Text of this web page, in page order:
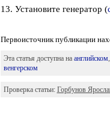
13. Установите генератор (
Первоисточник публикации
Эта статья доступна на английском,
венгерском
Проверка статьи: Горбунов